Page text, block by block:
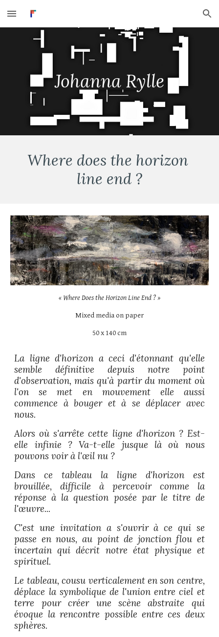
Skip to main content Skip to navigation
Johanna Rylle
Where does the horizon
line end ?
« Where Does the Horizon Line End ? »
Mixed media on paper
50 x 140 cm
La ligne d'horizon a ceci d'étonnant qu'elle
semble définitive depuis notre point
d'observation, mais qu'à partir du moment où
l'on se met en mouvement elle aussi
commence à bouger et à se déplacer avec
nous.
Alors où s'arrête cette ligne d'horizon ? Est-
elle infinie ? Va-t-elle jusque là où nous
pouvons voir à l'œil nu ?
Dans ce tableau la ligne d'horizon est
brouillée, difficile à percevoir comme la
réponse à la question posée par le titre de
l'œuvre...
C'est une invitation a s'ouvrir à ce qui se
passe en nous, au point de jonction flou et
incertain qui décrit notre état physique et
spirituel.
Le tableau, cousu verticalement en son centre,
déplace la symbolique de l'union entre ciel et
terre pour créer une scène abstraite qui
évoque la rencontre possible entre ces deux
sphères.